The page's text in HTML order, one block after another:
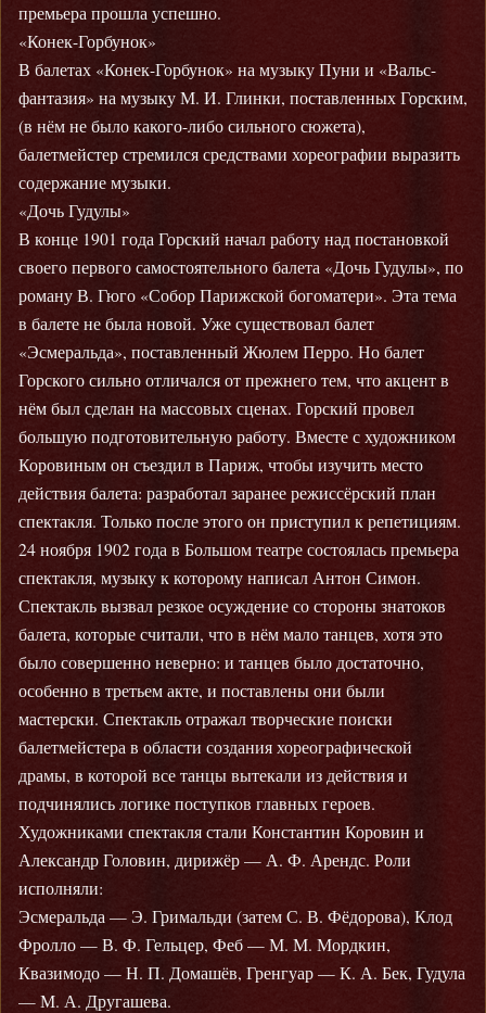
премьера прошла успешно.
«Конек-Горбунок»
В балетах «Конек-Горбунок» на музыку Пуни и «Вальс-
фантазия» на музыку М. И. Глинки, поставленных Горским,
(в нём не было какого-либо сильного сюжета),
балетмейстер стремился средствами хореографии выразить
содержание музыки.
«Дочь Гудулы»
В конце 1901 года Горский начал работу над постановкой
своего первого самостоятельного балета «Дочь Гудулы», по
роману В. Гюго «Собор Парижской богоматери». Эта тема
в балете не была новой. Уже существовал балет
«Эсмеральда», поставленный Жюлем Перро. Но балет
Горского сильно отличался от прежнего тем, что акцент в
нём был сделан на массовых сценах. Горский провел
большую подготовительную работу. Вместе с художником
Коровиным он съездил в Париж, чтобы изучить место
действия балета: разработал заранее режиссёрский план
спектакля. Только после этого он приступил к репетициям.
24 ноября 1902 года в Большом театре состоялась премьера
спектакля, музыку к которому написал Антон Симон.
Спектакль вызвал резкое осуждение со стороны знатоков
балета, которые считали, что в нём мало танцев, хотя это
было совершенно неверно: и танцев было достаточно,
особенно в третьем акте, и поставлены они были
мастерски. Спектакль отражал творческие поиски
балетмейстера в области создания хореографической
драмы, в которой все танцы вытекали из действия и
подчинялись логике поступков главных героев.
Художниками спектакля стали Константин Коровин и
Александр Головин, дирижёр — А. Ф. Арендс. Роли
исполняли:
Эсмеральда — Э. Гримальди (затем С. В. Фёдорова), Клод
Фролло — В. Ф. Гельцер, Феб — М. М. Мордкин,
Квазимодо — Н. П. Домашёв, Гренгуар — К. А. Бек, Гудула
— М. А. Другашева.